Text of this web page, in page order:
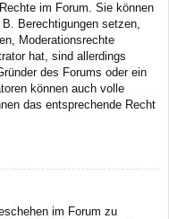
im Forum. Sie können
Berechtigungen setzen,
Moderationsrechte
hat, sind allerdings
des Forums oder ein
können auch volle
das entsprechende Recht
im Forum zu